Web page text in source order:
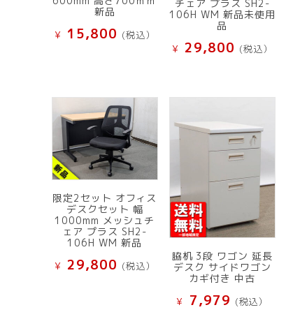
新品
¥ 15,800 (税込）
チェア プラス SH2-
106H WM 新品未使用
品
¥ 29,800 (税込）
限定2セット オフィス
デスクセット 幅
1000mm メッシュチ
ェア プラス SH2-
106H WM 新品
¥ 29,800 (税込）
脇机 3段 ワゴン 延長
デスク サイドワゴン
カギ付き 中古
¥ 7,979 (税込）